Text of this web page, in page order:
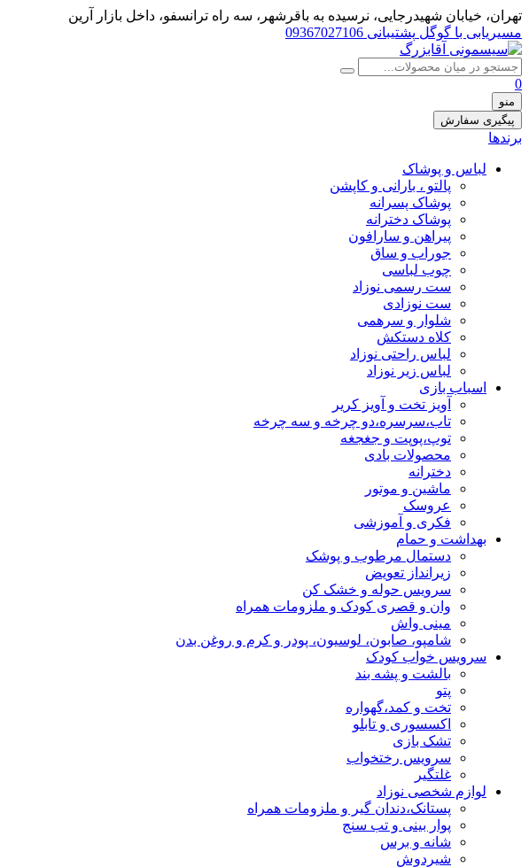
تهران، خيابان شهيدرجايى، نرسیده به باقرشهر، سه راه ترانسفو، داخل بازار آرین
مسیریابی با گوگل پشتیبانی 09367027106
0
منو
پیگیری سفارش
برندها
لباس و پوشاک
پالتو ، بارانی و کاپشن
پوشاک پسرانه
پوشاک دخترانه
پیراهن و سارافون
جوراب و ساق
چوب لباسی
ست رسمی نوزاد
ست نوزادی
شلوار و سرهمی
کلاه دستکش
لباس راحتی نوزاد
لباس زیر نوزاد
اسباب بازی
آویز تخت و آویز کریر
تاب،سرسره،دو چرخه و سه چرخه
توپ،پوپت و جغجغه
محصولات بادی
دخترانه
ماشین و موتور
عروسک
فکری و آموزشی
بهداشت و حمام
دستمال مرطوب و پوشک
زیرانداز تعویض
سرویس حوله و خشک کن
وان و قصری کودک و ملزومات همراه
مینی واش
شامپو، صابون، لوسیون، پودر و کرم و روغن بدن
سرویس خواب کودک
بالشت و پشه بند
پتو
تخت و کمد،گهواره
اکسسوری و تابلو
تشک بازی
سرویس رختخواب
غلتگیر
لوازم شخصی نوزاد
پستانک،دندان گیر و ملزومات همراه
پوار بینی و تب سنج
شانه و برس
شیردوش